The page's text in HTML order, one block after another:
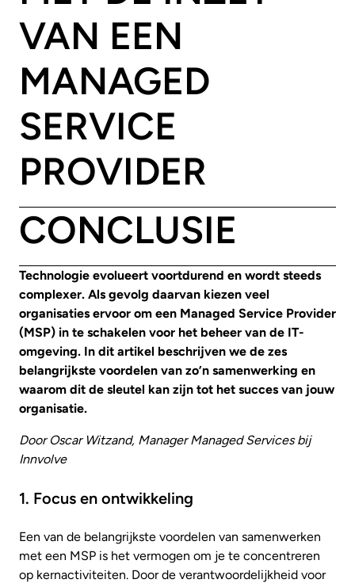
VAN EEN
MANAGED
SERVICE
PROVIDER
CONCLUSIE
Technologie evolueert voortdurend en wordt steeds
complexer. Als gevolg daarvan kiezen veel
organisaties ervoor om een Managed Service Provider
(MSP) in te schakelen voor het beheer van de IT-
omgeving. In dit artikel beschrijven we de zes
belangrijkste voordelen van zo’n samenwerking en
waarom dit de sleutel kan zijn tot het succes van jouw
organisatie.
Door Oscar Witzand, Manager Managed Services bij
Innvolve
1. Focus en ontwikkeling
Een van de belangrijkste voordelen van samenwerken
met een MSP is het vermogen om je te concentreren
op kernactiviteiten. Door de verantwoordelijkheid voor